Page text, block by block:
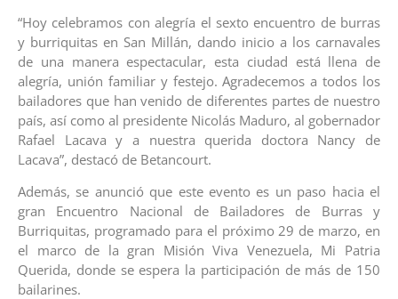
“Hoy celebramos con alegría el sexto encuentro de burras
y burriquitas en San Millán, dando inicio a los carnavales
de una manera espectacular, esta ciudad está llena de
alegría, unión familiar y festejo. Agradecemos a todos los
bailadores que han venido de diferentes partes de nuestro
país, así como al presidente Nicolás Maduro, al gobernador
Rafael Lacava y a nuestra querida doctora Nancy de
Lacava”, destacó de Betancourt.
Además, se anunció que este evento es un paso hacia el
gran Encuentro Nacional de Bailadores de Burras y
Burriquitas, programado para el próximo 29 de marzo, en
el marco de la gran Misión Viva Venezuela, Mi Patria
Querida, donde se espera la participación de más de 150
bailarines.